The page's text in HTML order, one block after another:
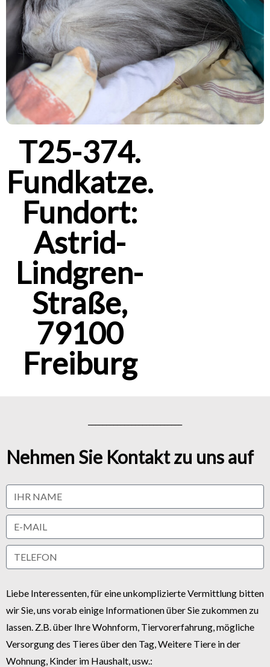
T25-374.
Fundkatze.
Fundort:
Astrid-
Lindgren-
Straße,
79100
Freiburg
Nehmen Sie Kontakt zu uns auf
Liebe Interessenten, für eine unkomplizierte Vermittlung bitten
wir Sie, uns vorab einige Informationen über Sie zukommen zu
lassen. Z.B. über Ihre Wohnform, Tiervorerfahrung, mögliche
Versorgung des Tieres über den Tag, Weitere Tiere in der
Wohnung, Kinder im Haushalt, usw.: